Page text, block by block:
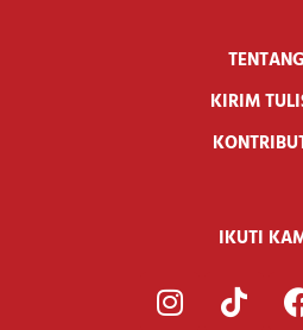
TENTANG
KIRIM
IKUTI